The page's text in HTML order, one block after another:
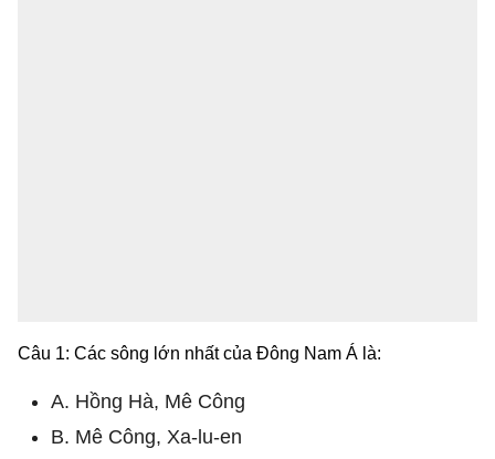
Câu 1: Các sông lớn nhất của Đông Nam Á là:
A. Hồng Hà, Mê Công
B. Mê Công, Xa-lu-en